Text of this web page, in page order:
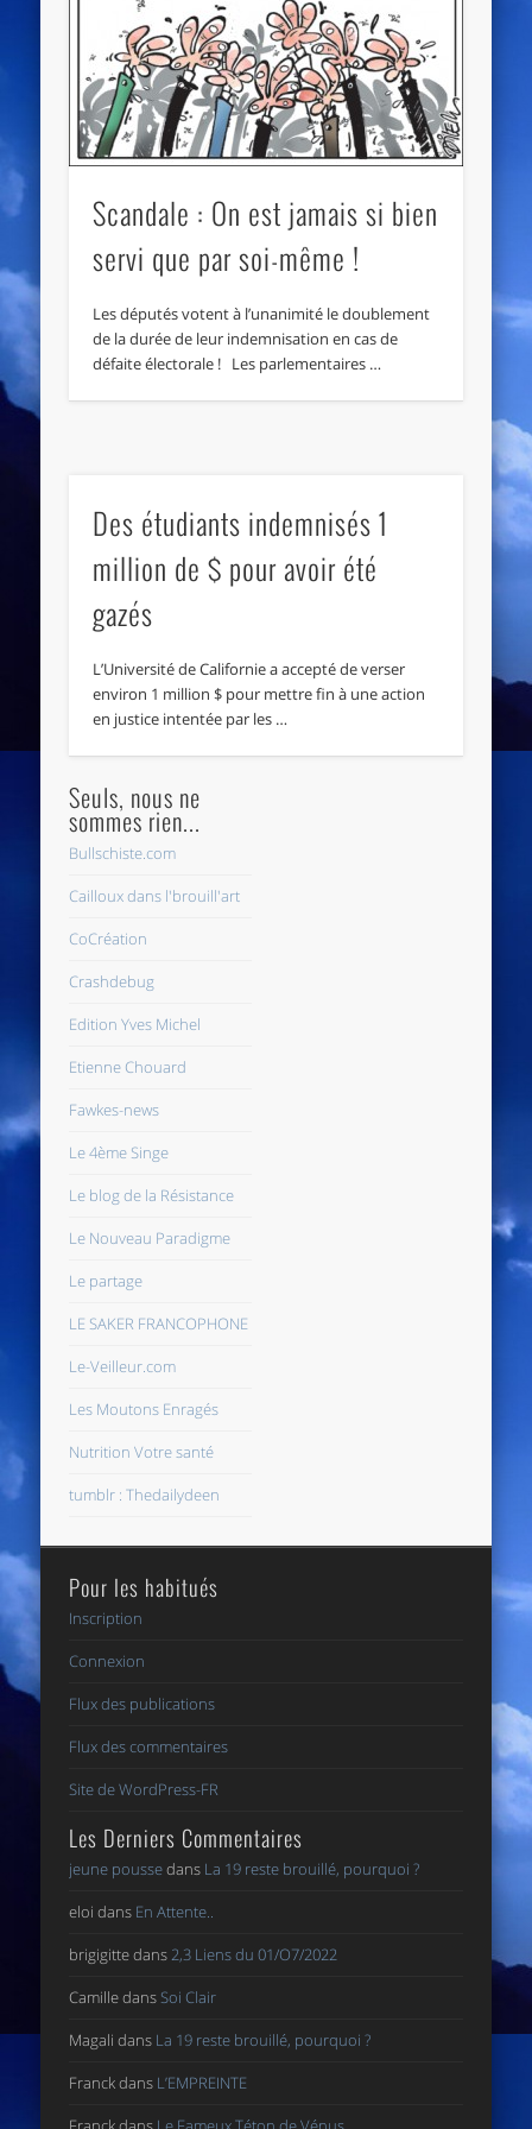
Scandale : On est jamais si bien
servi que par soi-même !
Les députés votent à l’unanimité le doublement
de la durée de leur indemnisation en cas de
défaite électorale ! Les parlementaires …
Des étudiants indemnisés 1
million de $ pour avoir été
gazés
L’Université de Californie a accepté de verser
environ 1 million $ pour mettre fin à une action
en justice intentée par les …
Seuls, nous ne
sommes rien...
Bullschiste.com
Cailloux dans l'brouill'art
CoCréation
Crashdebug
Edition Yves Michel
Etienne Chouard
Fawkes-news
Le 4ème Singe
Le blog de la Résistance
Le Nouveau Paradigme
Le partage
LE SAKER FRANCOPHONE
Le-Veilleur.com
Les Moutons Enragés
Nutrition Votre santé
tumblr : Thedailydeen
Pour les habitués
Inscription
Connexion
Flux des publications
Flux des commentaires
Site de WordPress-FR
Les Derniers Commentaires
jeune poussedans La 19 reste brouillé, pourquoi ?
eloi dans En Attente..
brigigittedans 2,3 Liens du 01/O7/2022
Camilledans Soi Clair
Magali dans La 19 reste brouillé, pourquoi ?
Franckdans L’EMPREINTE